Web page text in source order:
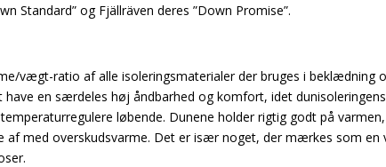
Standard” og Fjällräven deres ”Down Promise”.
vægt-ratio af alle isoleringsmaterialer der bruges i beklædning
have en særdeles høj åndbarhed og komfort, idet
løbende. Dunene holder rigtig godt på
af med overskudsvarme. Det er især noget, der mærkes som